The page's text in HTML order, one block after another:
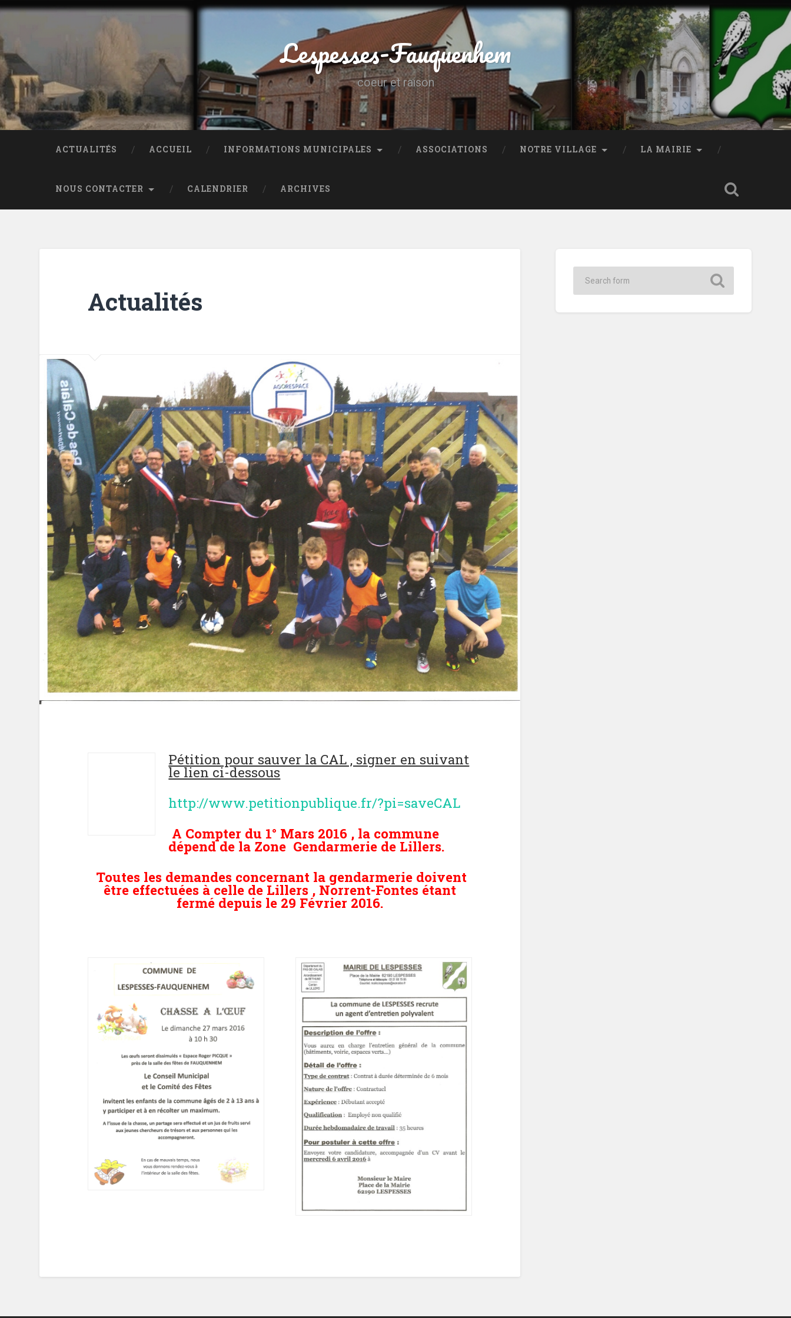
Lespesses-Fauquenhem
coeur et raison
ACTUALITÉS ACCUEIL INFORMATIONS MUNICIPALES ASSOCIATIONS NOTRE VILLAGE LA MAIRIE
NOUS CONTACTER CALENDRIER ARCHIVES
Actualités
Pétition pour sauver la CAL , signer en suivant
le lien ci-dessous
http://www.petitionpublique.fr/?pi=saveCAL
A Compter du 1° Mars 2016 , la commune
dépend de la Zone Gendarmerie de Lillers.
Toutes les demandes concernant la gendarmerie doivent
être effectuées à celle de Lillers , Norrent-Fontes étant
fermé depuis le 29 Février 2016.